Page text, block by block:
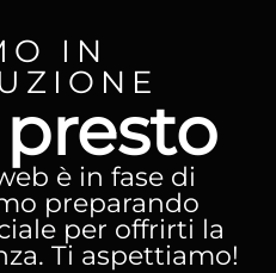
IN
è in fase di
preparando
per offrirti la
Ti aspettiamo!